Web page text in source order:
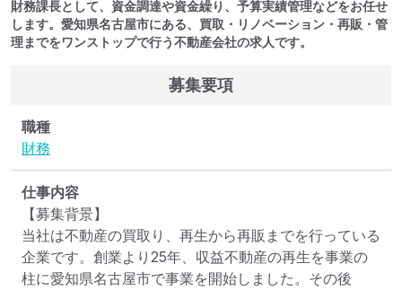
財務課長として、資金調達や資金繰り、予算実績管理などをお任せ
します。愛知県名古屋市にある、買取・リノベーション・再販・管
理までをワンストップで行う不動産会社の求人です。
募集要項
職種
財務
仕事内容
【募集背景】
当社は不動産の買取り、再生から再販までを行っている
企業です。創業より25年、収益不動産の再生を事業の
柱に愛知県名古屋市で事業を開始しました。その後